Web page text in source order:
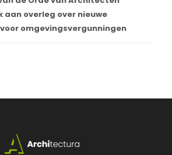
overleg over nieuwe
omgevingsvergunningen